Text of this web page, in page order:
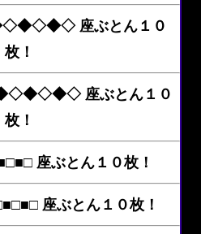
座ぶとん１０
枚！
座ぶとん１０
枚！
座ぶとん１０枚！
座ぶとん１０枚！